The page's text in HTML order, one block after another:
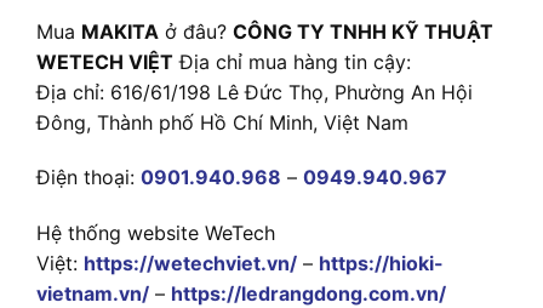
Mua MAKITA ở đâu? CÔNG TY TNHH KỸ THUẬT
WETECH VIỆT Địa chỉ mua hàng tin cậy:
Địa chỉ: 616/61/198 Lê Đức Thọ, Phường An Hội
Đông, Thành phố Hồ Chí Minh, Việt Nam
Điện thoại: 0901.940.968 – 0949.940.967
Hệ thống website WeTech
Việt: https://wetechviet.vn/ – https://hioki-
vietnam.vn/ – https://ledrangdong.com.vn/